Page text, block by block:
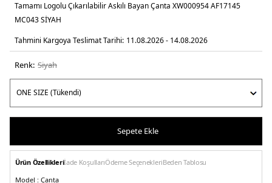
Tamamı Logolu Çıkarılabilir Askılı Bayan Çanta XW000954 AF17145
MC043 SİYAH
Tahmini Kargoya Teslimat Tarihi: 11.08.2026 - 14.08.2026
Renk: si̇yah
Sepete Ekle
Ürün Özellikleriİade KoşullarıÖdeme SeçenekleriBeden Tablosu
Model : Çanta